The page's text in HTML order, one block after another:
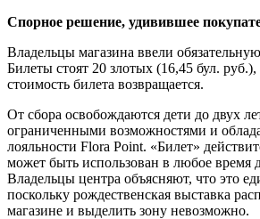
Спорное решение, удивившее
Владельцы магазина ввели
Билеты стоят 20 злотых (16,45 бул.
стоимость билета возвращается.
От сбора освобождаются дети до двух
ограниченными возможностями и
лояльности Flora Point. «Билет»
может быть использован в любое время
Владельцы центра объясняют, что это
поскольку рождественская выставка
магазине и выделить зону невозможно.